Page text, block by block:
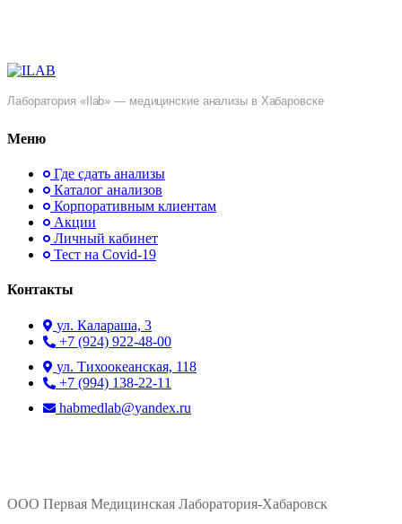
Лаборатория «Ilab» — медицинские анализы в Хабаровске
Меню
Где сдать анализы
Каталог анализов
Корпоративным клиентам
Акции
Личный кабинет
Тест на Covid-19
Контакты
ул. ​Калараша, 3
+7 (924) 922-48-00
ул. ​Тихоокеанская, 118
+7 (994) 138-22-11
habmedlab@yandex.ru
ООО Первая Медицинская Лаборатория-Хабаровск